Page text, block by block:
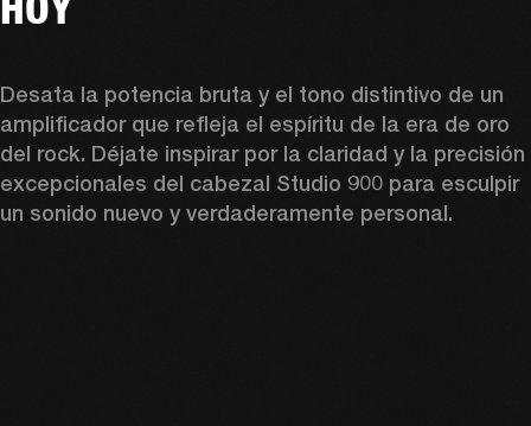
Desata la potencia bruta y el tono distintivo de un
amplificador que refleja el espíritu de la era de oro
del rock. Déjate inspirar por la claridad y la precisión
excepcionales del cabezal Studio 900 para esculpir
un sonido nuevo y verdaderamente personal.